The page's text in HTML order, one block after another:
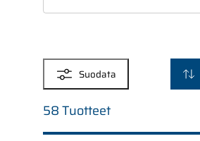
Suodata
58 Tuotteet